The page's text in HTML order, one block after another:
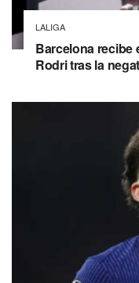
LALIGA
Barcelona recibe
Rodri tras la